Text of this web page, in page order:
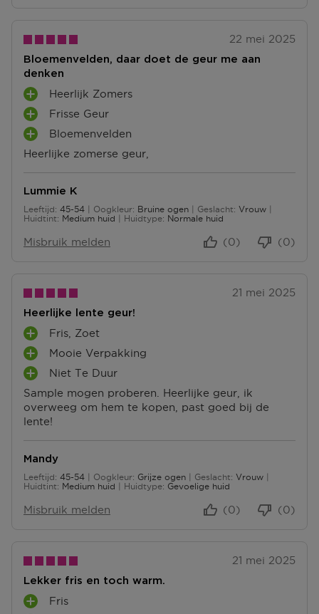
22 mei 2025
Bloemenvelden, daar doet de geur me aan
denken
Heerlijke zomerse geur,
P
L
U
S
P
U
N
E
Heerlijk Zomers
P
L
U
P
U
N
T
N
Frisse Geur
P
L
P
U
N
T
Bloemenvelden
Lummie K
Leeftijd
45 tot 5445-54 Oogkleur Bruine ogen Geslacht
Vrouw
Huidtint
Medium huid Huidtype Normale huid
Misbruik melden (0)
(0)
21 mei 2025
Heerlijke lente geur!
Sample mogen proberen. Heerlijke geur, ik
overweeg om hem te kopen, past goed bij de
lente!
P
L
U
S
P
U
N
T
E
Fris, Zoet
P
L
U
P
N
T
E
N
Mooie Verpakking
P
L
U
S
N
T
E
N
Niet Te Duur
Mandy
Leeftijd
45 tot 5445-54 Oogkleur Grijze ogen Geslacht
Vrouw
Huidtint
Medium huid Huidtype Gevoelige huid
Misbruik melden (0)
(0)
21 mei 2025
Lekker fris en toch warm.
P
Fris